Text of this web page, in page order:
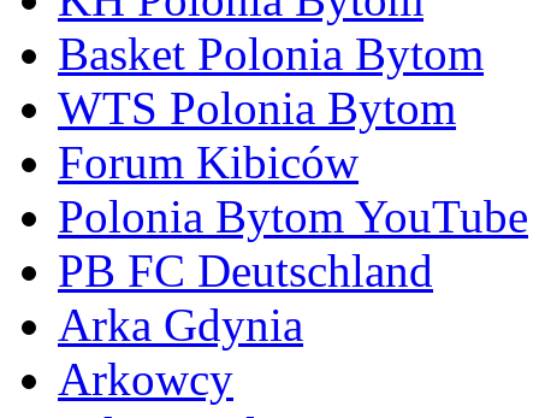
Basket Polonia Bytom
WTS Polonia Bytom
Forum Kibiców
Polonia Bytom YouTube
PB FC Deutschland
Arka Gdynia
Arkowcy